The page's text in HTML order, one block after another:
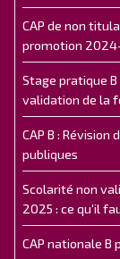
CAP de non
promotion
Stage pratique
validation de la
CAP B :
publiques
Scolarité non
2025 : ce qu'il
CAP nationale